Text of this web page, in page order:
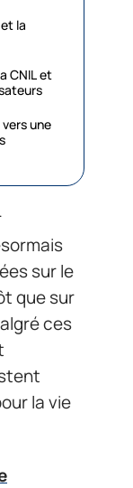
la
CNIL et
une
sur le
que sur
ces
la vie